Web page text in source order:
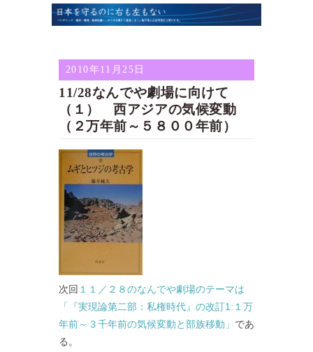
2010年11月25日
11/28なんでや劇場に向けて
（１） 西アジアの気候変動
（２万年前～５８００年前）
次回 １１／２８のなんでや劇場のテーマは
「『実現論第二部：私権時代』の改訂1:１万
年前～３千年前の気候変動と部族移動」 であ
る。